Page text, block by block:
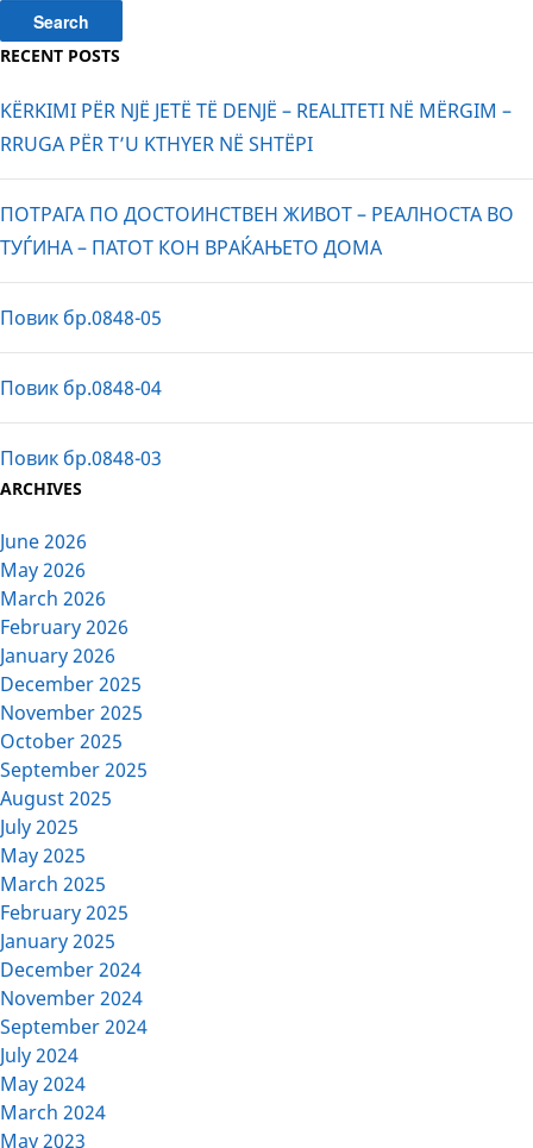
RECENT POSTS
KËRKIMI PËR NJË JETË TË DENJË – REALITETI NË MËRGIM –
RRUGA PËR T’U KTHYER NË SHTËPI
ПОТРАГА ПО ДОСТОИНСТВЕН ЖИВОТ – РЕАЛНОСТА ВО
ТУЃИНА – ПАТОТ КОН ВРАЌАЊЕТО ДОМА
Повик бр.0848-05
Повик бр.0848-04
Повик бр.0848-03
ARCHIVES
June 2026
May 2026
March 2026
February 2026
January 2026
December 2025
November 2025
October 2025
September 2025
August 2025
July 2025
May 2025
March 2025
February 2025
January 2025
December 2024
November 2024
September 2024
July 2024
May 2024
March 2024
May 2023